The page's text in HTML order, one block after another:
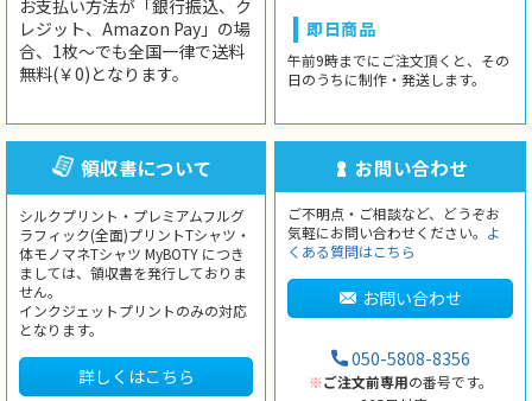
お支払い方法が「銀行振込、ク
レジット、Amazon Pay」の場
合、1枚〜でも全国一律で送料
無料(￥0)となります。
即日商品
午前9時までにご注文頂くと、その
日のうちに制作・発送します。
領収書について
シルクプリント・プレミアムフルグ
ラフィック(全面)プリントTシャツ・
体モノマネTシャツ MyBOTY につき
ましては、領収書を発行しておりま
せん。
インクジェットプリントのみの対応
となります。
詳しくはこちら
お問い合わせ
ご不明点・ご相談など、どうぞお
気軽にお問い合わせください。 よ
くある質問はこちら
お問い合わせ
050-5808-8356
※ご注文前専用の番号です。